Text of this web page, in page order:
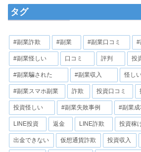
タグ
#副業詐欺 #副業 #副業口コミ #
#副業怪しい 口コミ 評判 投
#副業騙された #副業収入 怪し
#副業スマホ副業 詐欺 投資口コミ
投資怪しい #副業失敗事例 #副業成
LINE投資 返金 LINE詐欺 投資稼
出金できない 仮想通貨詐欺 投資収入